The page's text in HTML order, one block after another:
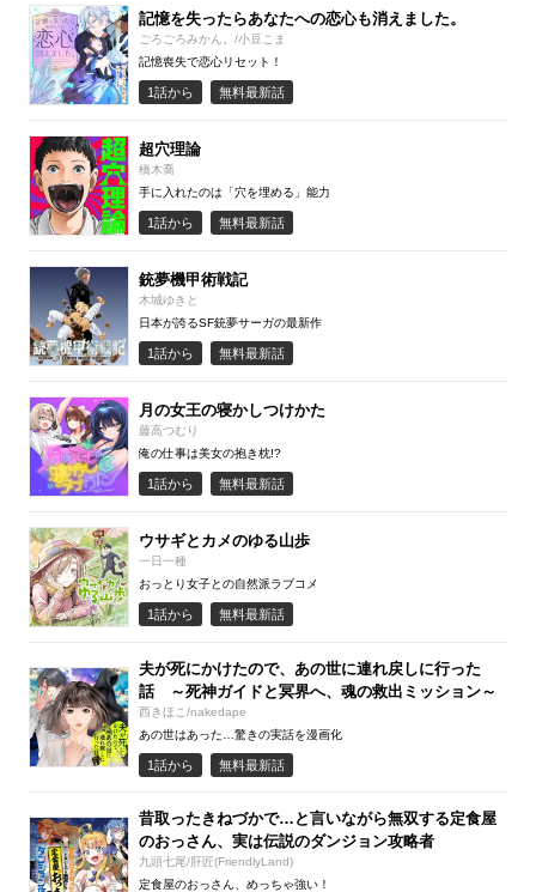
記憶を失ったらあなたへの恋心も消えました。
ごろごろみかん。/小豆こま
記憶喪失で恋心リセット！
1話から 無料最新話
超穴理論
橋木喬
手に入れたのは「穴を埋める」能力
1話から 無料最新話
銃夢機甲術戦記
木城ゆきと
日本が誇るSF銃夢サーガの最新作
1話から 無料最新話
月の女王の寝かしつけかた
藤高つむり
俺の仕事は美女の抱き枕!?
1話から 無料最新話
ウサギとカメのゆる山歩
一日一種
おっとり女子との自然派ラブコメ
1話から 無料最新話
夫が死にかけたので、あの世に連れ戻しに行った
話 ～死神ガイドと冥界へ、魂の救出ミッション～
西きほこ/nakedape
あの世はあった…驚きの実話を漫画化
1話から 無料最新話
昔取ったきねづかで…と言いながら無双する定食屋
のおっさん、実は伝説のダンジョン攻略者
九頭七尾/肝匠(FriendlyLand)
定食屋のおっさん、めっちゃ強い！